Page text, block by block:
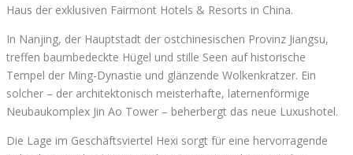
Haus der exklusiven Fairmont Hotels & Resorts in China.
In Nanjing, der Hauptstadt der ostchinesischen Provinz Jiangsu,
treffen baumbedeckte Hügel und stille Seen auf historische
Tempel der Ming-Dynastie und glänzende Wolkenkratzer. Ein
solcher – der architektonisch meisterhafte, laternenförmige
Neubaukomplex Jin Ao Tower – beherbergt das neue Luxushotel.
Die Lage im Geschäftsviertel Hexi sorgt für eine hervorragende